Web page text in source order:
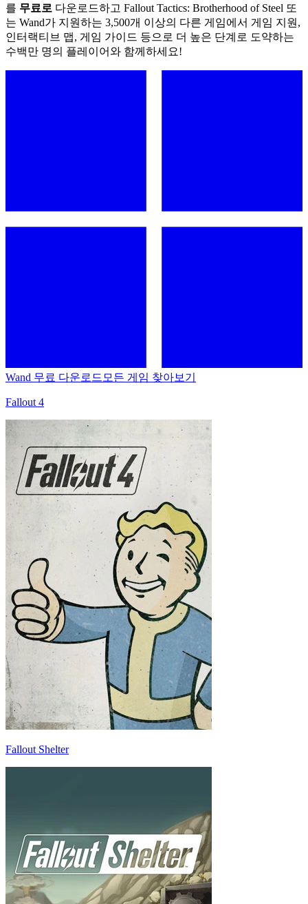
를 무료로 다운로드하고 Fallout Tactics: Brotherhood of Steel 또
는 Wand가 지원하는 3,500개 이상의 다른 게임에서 게임 지원,
인터랙티브 맵, 게임 가이드 등으로 더 높은 단계로 도약하는
수백만 명의 플레이어와 함께하세요!
Wand 무료 다운로드 모든 게임 찾아보기
Fallout 4
Fallout Shelter